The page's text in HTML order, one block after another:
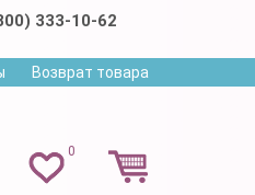
333-10-62
Возврат товара
0